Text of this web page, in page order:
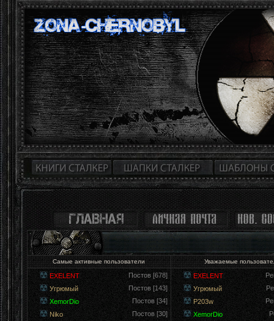
Самые активные пользователи Уважаемые
EXELENT
Постов [678]
Угрюмый
Постов [143]
XemorDio
Постов [34]
Niko
Постов [30]
EXELENT
Угрюмый
P203w
XemorDio